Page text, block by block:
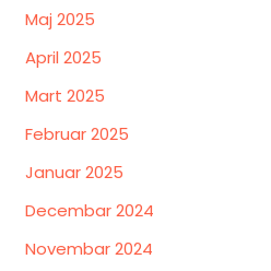
Maj 2025
April 2025
Mart 2025
Februar 2025
Januar 2025
Decembar 2024
Novembar 2024